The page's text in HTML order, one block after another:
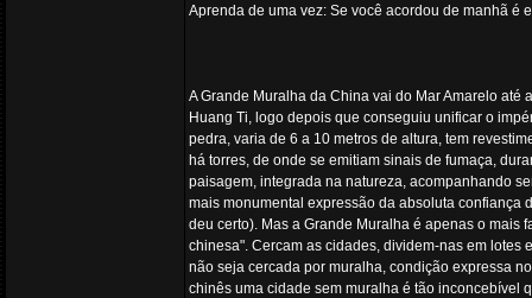
Aprenda de uma vez: Se você acordou de manhã é
A Grande Muralha da China vai do Mar Amarelo
Huang Ti, logo depois que conseguiu unificar o
pedra, varia de 6 a 10 metros de altura, tem
há torres, de onde se emitiam sinais de fumaça,
paisagem, integrada na natureza, acompanhando
mais monumental expressão da absoluta confiança
deu certo). Mas a Grande Muralha é apenas o mais
chinesa". Cercam as cidades, dividem-nas em
não seja cercada por muralha, condição expressa
chinês uma cidade sem muralha é tão inconcebível